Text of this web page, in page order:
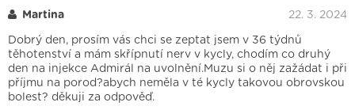
Martina 22. 3. 2024
Dobrý den, prosím vás chci se zeptat jsem v 36 týdnů
těhotenství a mám skřípnutí nerv v kycly, chodím co druhý
den na injekce Admirál na uvolnění.Muzu si o něj zažádat i při
příjmu na porod?abych neměla v té kycly takovou obrovskou
bolest? děkuji za odpověď.